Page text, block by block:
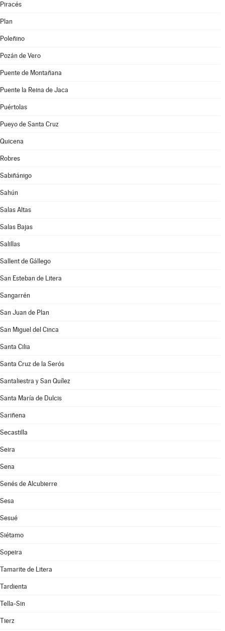
Piracés
Plan
Poleñino
Pozán de Vero
Puente de Montañana
Puente la Reina de Jaca
Puértolas
Pueyo de Santa Cruz
Quicena
Robres
Sabiñánigo
Sahún
Salas Altas
Salas Bajas
Salillas
Sallent de Gállego
San Esteban de Litera
Sangarrén
San Juan de Plan
San Miguel del Cinca
Santa Cilia
Santa Cruz de la Serós
Santaliestra y San Quílez
Santa María de Dulcis
Sariñena
Secastilla
Seira
Sena
Senés de Alcubierre
Sesa
Sesué
Siétamo
Sopeira
Tamarite de Litera
Tardienta
Tella-Sin
Tierz